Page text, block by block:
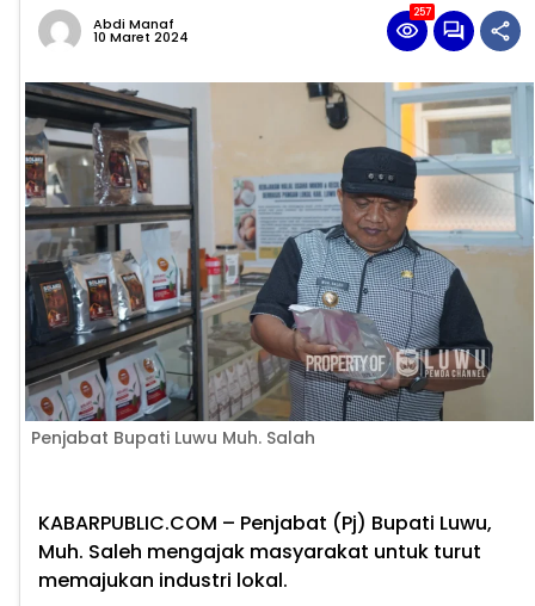
Abdi Manaf
10 Maret 2024
257
Penjabat Bupati Luwu Muh. Salah
KABARPUBLIC.COM – Penjabat (Pj) Bupati Luwu,
Muh. Saleh mengajak masyarakat untuk turut
memajukan industri lokal.